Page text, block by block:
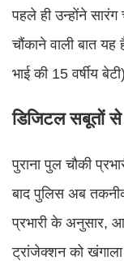
पहले ही उन्होंने सारंग
चौंकाने वाली बात
भाई की 15 वर्षीय
डिजिटल सबूतों
पुराना पुल चौकी
बाद पुलिस अब
प्रभारी के अनुसार,
ट्रांजेक्शन को